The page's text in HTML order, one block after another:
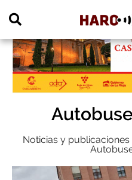
Noticias y